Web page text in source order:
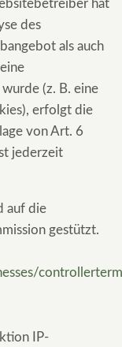
hat
des
als auch
(z. B. eine
erfolgt die
von Art. 6
jederzeit
auf die
gestützt.
IP-